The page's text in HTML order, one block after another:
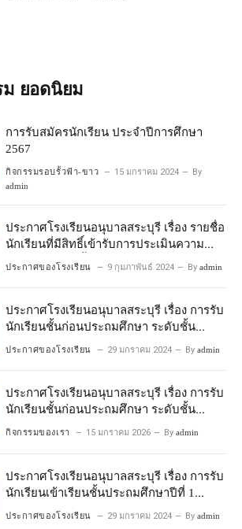
ม ยอดนิยม
การรับสมัครนักเรียน ประจำปีการศึกษา
2567
กิจกรรมรอบรั้วฟ้า-ขาว 15 มกราคม 2024 By
admin
ประกาศโรงเรียนอนุบาลสระบุรี เรื่อง รายชื่อ
นักเรียนที่มีสิทธิ์เข้ารับการประเมินความ
พร้อมเข้าเรียนชั้นประถมศึกษาปีที่ 1
ประกาศของโรงเรียน 9 กุมภาพันธ์ 2024 By admin
ประกาศโรงเรียนอนุบาลสระบุรี เรื่อง การรับ
นักเรียนชั้นก่อนประถมศึกษา ระดับชั้น
ประกาศของโรงเรียน 29 มกราคม 2024 By admin
ประกาศโรงเรียนอนุบาลสระบุรี เรื่อง การรับ
นักเรียนชั้นก่อนประถมศึกษา ระดับชั้น
อนุบาลปีที่ ๒ ประจำปีการศึกษา ๒๕๖๙
กิจกรรมของเรา 15 มกราคม 2026 By admin
ประกาศโรงเรียนอนุบาลสระบุรี เรื่อง การรับ
นักเรียนเข้าเรียนชั้นประถมศึกษาปีที่ 1
โครงการห้องเรียนพิเศษ วิทยาศาสตร์ และ
ประกาศของโรงเรียน 29 มกราคม 2024 By admin